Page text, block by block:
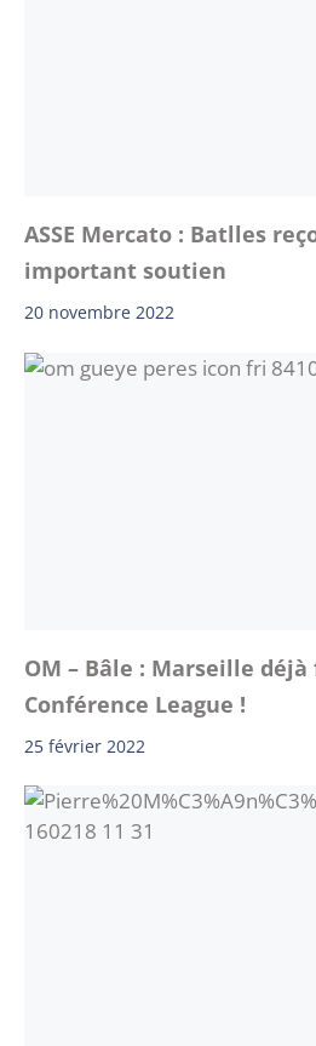
ASSE Mercato : Batlles
important soutien
20 novembre 2022
OM – Bâle : Marseille
Conférence League !
25 février 2022